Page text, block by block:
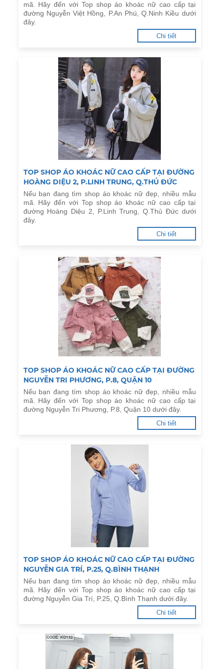
mã. Hãy đến với Top shop áo khoác nữ cao cấp tại
đường Nguyễn Việt Hồng, P.An Phú, Q.Ninh Kiều dưới
đây.
Chi tiết
TOP SHOP ÁO KHOÁC NỮ CAO CẤP TẠI ĐƯỜNG
HOÀNG DIỆU 2, P.LINH TRUNG, Q.THỦ ĐỨC
Nếu bạn đang tìm shop áo khoác nữ đẹp, nhiều mẫu
mã. Hãy đến với Top shop áo khoác nữ cao cấp tại
đường Hoàng Diệu 2, P.Linh Trung, Q.Thủ Đức dưới
đây.
Chi tiết
TOP SHOP ÁO KHOÁC NỮ CAO CẤP TẠI ĐƯỜNG
NGUYỄN TRI PHƯƠNG, P.8, QUẬN 10
Nếu bạn đang tìm shop áo khoác nữ đẹp, nhiều mẫu
mã. Hãy đến với Top shop áo khoác nữ cao cấp tại
đường Nguyễn Tri Phương, P.8, Quận 10 dưới đây.
Chi tiết
TOP SHOP ÁO KHOÁC NỮ CAO CẤP TẠI ĐƯỜNG
NGUYỄN GIA TRÍ, P.25, Q.BÌNH THẠNH
Nếu bạn đang tìm shop áo khoác nữ đẹp, nhiều mẫu
mã. Hãy đến với Top shop áo khoác nữ cao cấp tại
đường Nguyễn Gia Trí, P.25, Q.Bình Thạnh dưới đây.
Chi tiết